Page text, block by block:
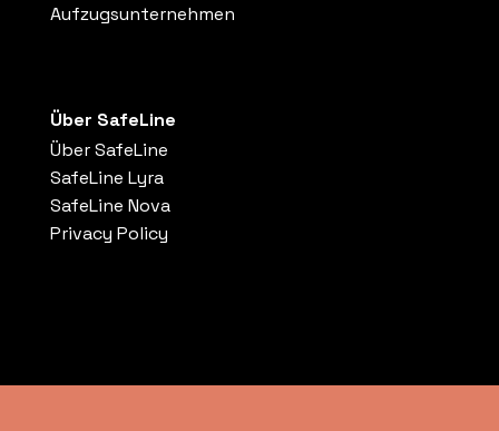
Aufzugsunternehmen
Über SafeLine
Über SafeLine
SafeLine Lyra
SafeLine Nova
Privacy Policy